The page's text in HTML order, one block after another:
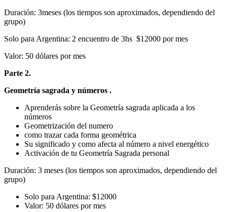
Duración: 3meses (los tiempos son aproximados, dependiendo del
grupo)
Solo para Argentina: 2 encuentro de 3hs $12000 por mes
Valor: 50 dólares por mes
Parte 2.
Geometría sagrada y números .
Aprenderás sobre la Geometría sagrada aplicada a los
números
Geometrización del numero
como trazar cada forma geométrica
Su significado y como afecta al número a nivel energético
Activación de tu Geometría Sagrada personal
Duración: 3 meses (los tiempos son aproximados, dependiendo del
grupo)
Solo para Argentina: $12000
Valor: 50 dólares por mes